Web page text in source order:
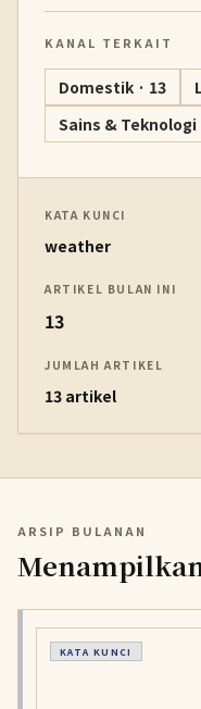
KANAL TERKAIT
Domestik · 13
Sains & Teknologi
KATA KUNCI
weather
ARTIKEL BULAN INI
13
JUMLAH ARTIKEL
13 artikel
ARSIP BULANAN
KATA KUNCI